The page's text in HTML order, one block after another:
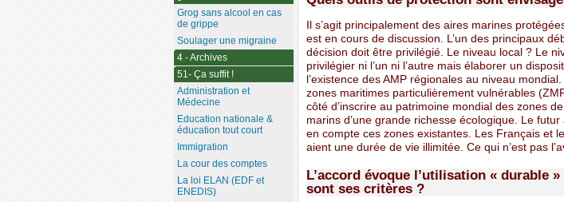
Il s’agit principalement des aires marines
est en cours de discussion. L’un des principaux
décision doit être privilégié. Le niveau local ? Le
privilégier ni l’un ni l’autre mais élaborer un
l’existence des AMP régionales au niveau
zones maritimes particulièrement vulnérables
côté d’inscrire au patrimoine mondial des zones
marins d’une grande richesse écologique. Le
en compte ces zones existantes. Les Français et
aient une durée de vie illimitée. Ce qui n’est pas
L’accord évoque l’utilisation « durable
sont ses critères ?
Grog sans alcool en cas
de grippe
Soulager une migraine
4 - Archives
51- Ça suffit !
Administration et
Médecine
Education nationale &
éducation tout court
Immigration
La cour des comptes
La loi ELAN (EDF et
ENEDIS)